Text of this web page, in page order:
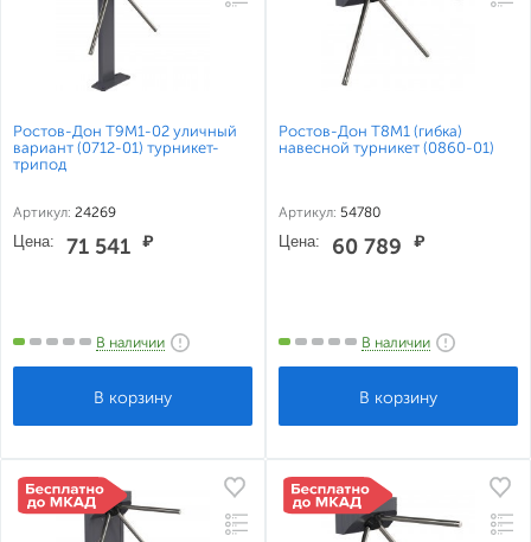
Ростов-Дон Т9М1-02 уличный
вариант (0712-01) турникет-
трипод
Артикул: 24269
Цена: 71 541 ₽
В наличии
Ростов-Дон Т8М1 (гибка)
навесной турникет (0860-01)
Артикул: 54780
Цена: 60 789 ₽
В наличии